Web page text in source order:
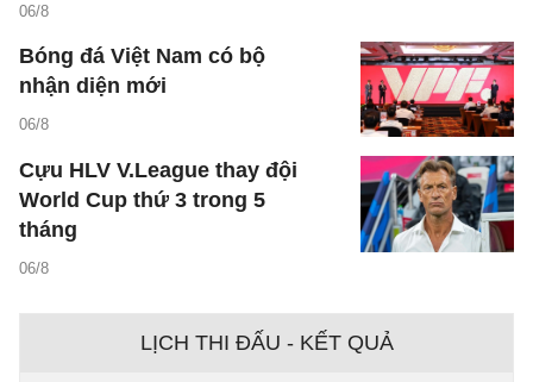
06/8
Bóng đá Việt Nam có bộ
nhận diện mới
06/8
Cựu HLV V.League thay đội
World Cup thứ 3 trong 5
tháng
06/8
LỊCH THI ĐẤU - KẾT QUẢ